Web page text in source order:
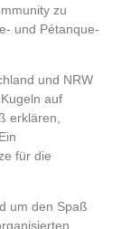
zu
und Pétanque-
und NRW
auf
erklären,
für die
um den Spaß